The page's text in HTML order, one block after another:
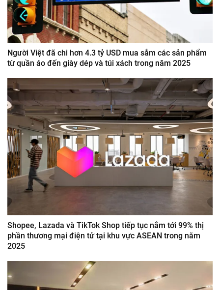
Người Việt đã chi hơn 4.3 tỷ USD mua sắm các sản phẩm
từ quần áo đến giày dép và túi xách trong năm 2025
Shopee, Lazada và TikTok Shop tiếp tục nắm tới 99% thị
phần thương mại điện tử tại khu vực ASEAN trong năm
2025